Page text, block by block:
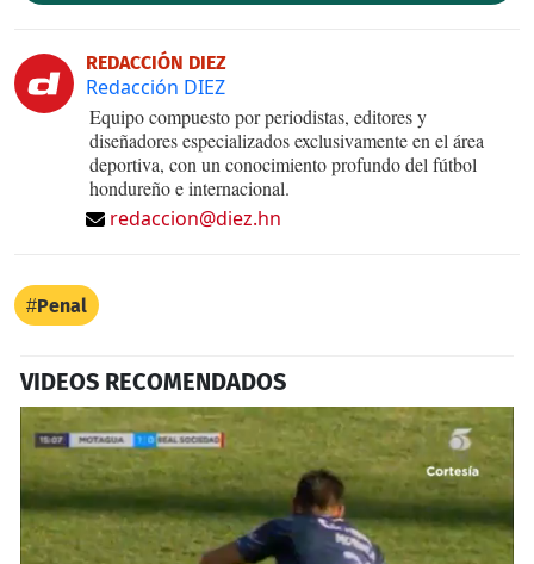
REDACCIÓN DIEZ
Redacción DIEZ
Equipo compuesto por periodistas, editores y
diseñadores especializados exclusivamente en el área
deportiva, con un conocimiento profundo del fútbol
hondureño e internacional.
redaccion@diez.hn
Penal
VIDEOS RECOMENDADOS